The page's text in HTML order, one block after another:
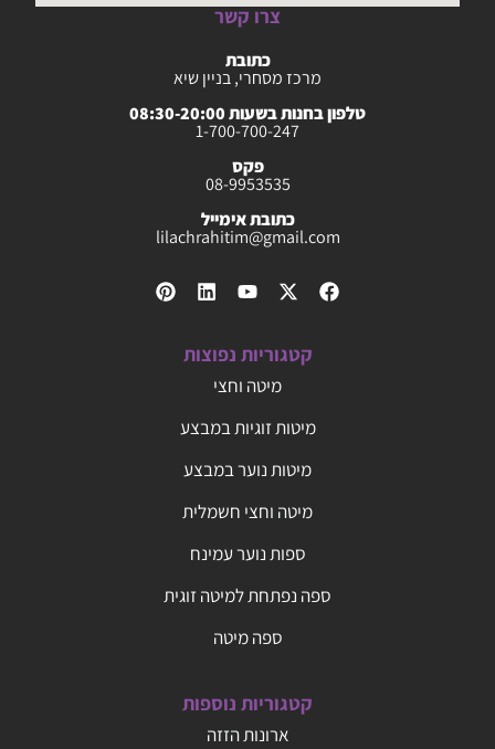
צרו קשר
כתובת
מרכז מסחרי, בניין שיא
טלפון בחנות בשעות 08:30-20:00
1-700-700-247
פקס
08-9953535
כתובת אימייל
lilachrahitim@gmail.com
קטגוריות נפוצות
מיטה וחצי
מיטות זוגיות במבצע
מיטות נוער במבצע
מיטה וחצי חשמלית
ספות נוער עמינח
ספה נפתחת למיטה זוגית
ספה מיטה
קטגוריות נוספות
ארונות הזזה